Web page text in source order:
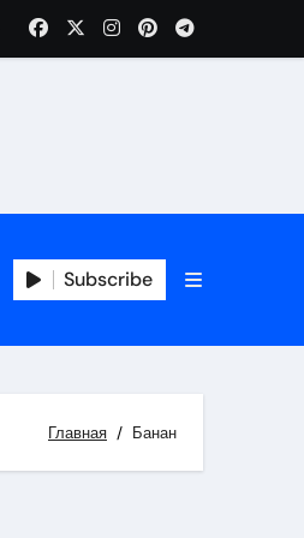
Subscribe
Главная Банан